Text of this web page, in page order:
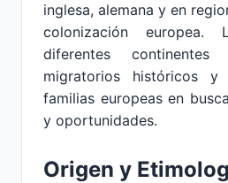
inglesa, alemana y en
colonización europea.
diferentes continentes
migratorios históricos
familias europeas en
y oportunidades.
Origen y